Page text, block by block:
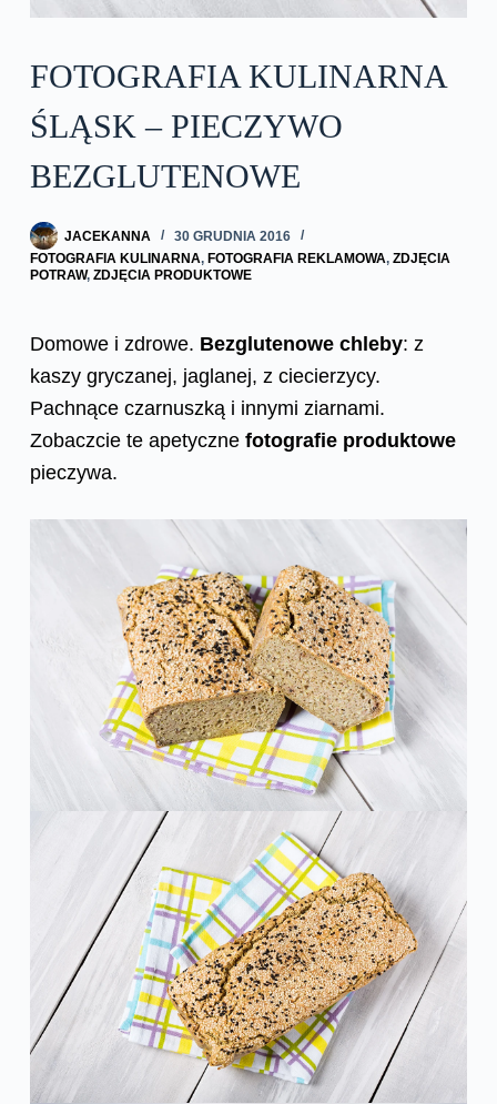
FOTOGRAFIA KULINARNA
ŚLĄSK – PIECZYWO
BEZGLUTENOWE
JACEKANNA
30 GRUDNIA 2016
FOTOGRAFIA KULINARNA, FOTOGRAFIA REKLAMOWA, ZDJĘCIA
POTRAW, ZDJĘCIA PRODUKTOWE
Domowe i zdrowe. Bezglutenowe chleby: z
kaszy gryczanej, jaglanej, z ciecierzycy.
Pachnące czarnuszką i innymi ziarnami.
Zobaczcie te apetycznefotografie produktowe
pieczywa.